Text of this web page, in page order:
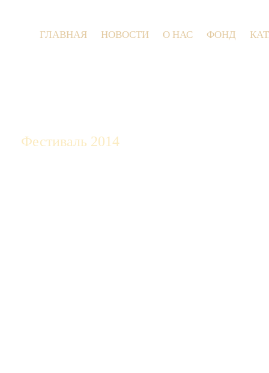
ГЛАВНАЯ НОВОСТИ О НАС ФОНД
Фестиваль 2014